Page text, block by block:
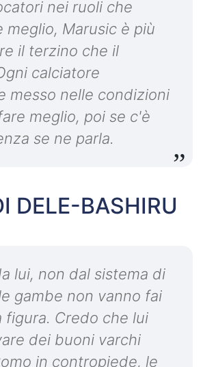
nei ruoli che
meglio, Marusic è più
il terzino che il
calciatore
messo nelle condizioni
meglio, poi se c'è
se ne parla.
DELE-BASHIRU
lui, non dal sistema di
gambe non vanno fai
figura. Credo che lui
dei buoni varchi
in contropiede, le